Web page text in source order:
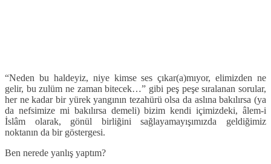
“Neden bu haldeyiz, niye kimse ses çıkar(a)mıyor, elimizden ne
gelir, bu zulüm ne zaman bitecek…” gibi peş peşe sıralanan sorular,
her ne kadar bir yürek yangının tezahürü olsa da aslına bakılırsa (ya
da nefsimize mi bakılırsa demeli) bizim kendi içimizdeki, âlem-i
İslâm olarak, gönül birliğini sağlayamayışımızda geldiğimiz
noktanın da bir göstergesi.
Ben nerede yanlış yaptım?